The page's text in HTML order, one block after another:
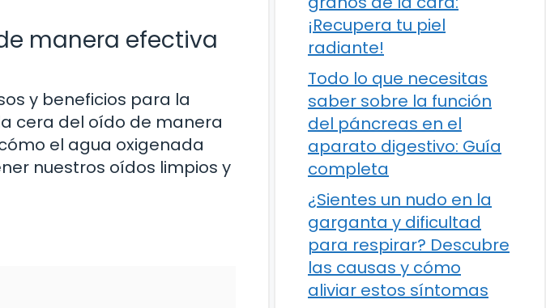
manera efectiva
y beneficios para la
cera del oído de manera
el agua oxigenada
nuestros oídos limpios y
¡Recupera tu piel
radiante!
Todo lo que necesitas
saber sobre la función
del páncreas en el
aparato digestivo: Guía
completa
¿Sientes un nudo en la
garganta y dificultad
para respirar? Descubre
las causas y cómo
aliviar estos síntomas